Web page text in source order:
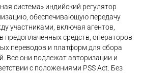
система» индийский регулятор
обеспечивающую передачу
участниками, включая агентов,
предоплаченных средств, операторов
переводов и платформ для сбора
Все они подлежат авторизации и
с положениями PSS Act. Без